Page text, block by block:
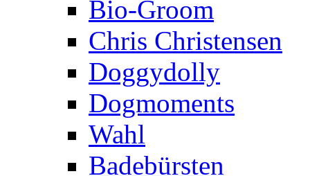
Bio-Groom
Chris Christensen
Doggydolly
Dogmoments
Wahl
Badebürsten